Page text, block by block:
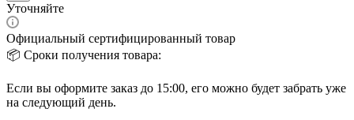
Уточняйте
Официальный сертифицированный товар
📦 Сроки получения товара:
Если вы оформите заказ до 15:00, его можно будет забрать уже
на следующий день.